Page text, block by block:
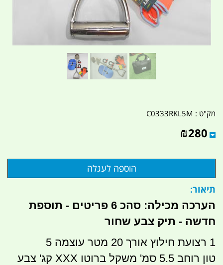
מק"ט : C0333RKL5M
₪280
תיאור:
הערכה מכילה: סהכ 6 פריטים - תוספת
חדשה - תיק צבע שחור
1 רצועת חילוץ אורך 20 מטר עוצמה 5
טון רוחב 5.5 סמ' משקל ברוטו XXX קג' צבע